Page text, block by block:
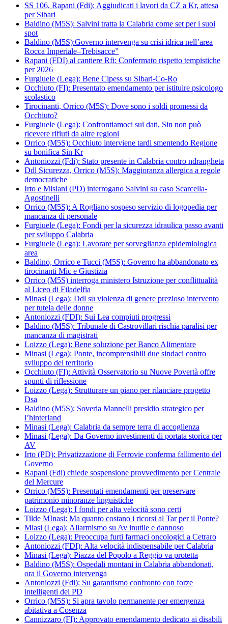
SS 106, Rapani (Fdi): Aggiudicati i lavori da CZ a Kr, attesa
per Sibari
Baldino (M5S): Salvini tratta la Calabria come set per i suoi
spot
Baldino (M5S):Governo intervenga su crisi idrica nell’area
Rocca Imperiale–Trebisacce”
Rapani (FDI) al cantiere Rfi: Confermato rispetto tempistiche
per 2026
Furgiuele (Lega): Bene Cipess su Sibari-Co-Ro
Occhiuto (FI): Presentato emendamento per istituire psicologo
scolastico
Tirocinanti, Orrico (M5S): Dove sono i soldi promessi da
Occhiuto?
Furgiuele (Lega): Confrontiamoci sui dati, Sin non può
ricevere rifiuti da altre regioni
Orrico (M5S): Occhiuto interviene tardi smentendo Regione
su bonifica Sin Kr
Antoniozzi (Fdi): Stato presente in Calabria contro ndrangheta
Ddl Sicurezza, Orrico (M5S): Maggioranza allergica a regole
democratiche
Irto e Misiani (PD) interrogano Salvini su caso Scarcella-
Agostinelli
Orrico (M5S): A Rogliano sospeso servizio di logopedia per
mancanza di personale
Furgiuele (Lega): Fondi per la sicurezza idraulica passo avanti
per sviluppo Calabria
Furgiuele (Lega): Lavorare per sorveglianza epidemiologica
area
Baldino, Orrico e Tucci (M5S): Governo ha abbandonato ex
tirocinanti Mic e Giustizia
Orrico (M5S) interroga ministero Istruzione per conflittualità
al Liceo di Filadelfia
Minasi (Lega): Ddl su violenza di genere prezioso intervento
per tutela delle donne
Antoniozzi (FDI): Sui Lea compiuti progressi
Baldino (M5S): Tribunale di Castrovillari rischia paralisi per
mancanza di magistrati
Loizzo (Lega): Bene soluzione per Banco Alimentare
Minasi (Lega): Ponte, incomprensibili due sindaci contro
sviluppo del territorio
Occhiuto (FI): Attività Osservatorio su Nuove Povertà offre
spunti di riflessione
Loizzo (Lega): Strutturare un piano per rilanciare progetto
Dsa
Baldino (M5S): Soveria Mannelli presidio strategico per
l’hinterland
Minasi (Lega): Calabria da sempre terra di accoglienza
Minasi (Lega): Da Governo investimenti di portata storica per
AV
Irto (PD): Privatizzazione di Ferrovie conferma fallimento del
Governo
Rapani (Fdi) chiede sospensione provvedimento per Centrale
del Mercure
Orrico (M5S): Presentati emendamenti per preservare
patrimonio minoranze linguistiche
Loizzo (Lega): I fondi per alta velocità sono certi
Tilde MInasi: Ma quanto costano i ricorsi al Tar per il Ponte?
Miasi (Lega): Allarmismo su Av inutile e dannoso
Loizzo (Lega): Preoccupa furti farmaci oncologici a Cetraro
Antoniozzi (FDI): Alta velocità indispensabile per Calabria
Minasi (Lega): Piazza del Popolo a Reggio va protetta
Baldino (M5S): Ospedali montani in Calabria abbandonati,
ora il Governo intervenga
Antoniozzi (Fdi): Su garantismo confronto con forze
intelligenti del PD
Orrico (M5S): Si apra tavolo permanente per emergenza
abitativa a Cosenza
Cannizzaro (FI): Approvato emendamento dedicato ai disabili